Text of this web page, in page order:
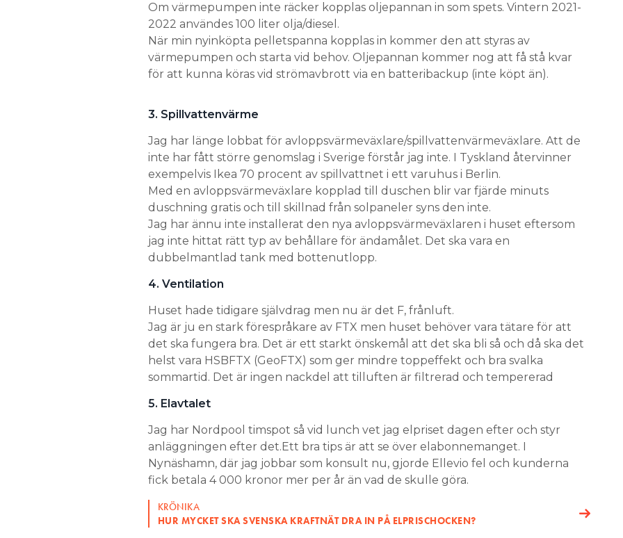
Om värmepumpen inte räcker kopplas oljepannan in som spets. Vintern 2021-
2022 användes 100 liter olja/diesel.
När min nyinköpta pelletspanna kopplas in kommer den att styras av
värmepumpen och starta vid behov. Oljepannan kommer nog att få stå kvar
för att kunna köras vid strömavbrott via en batteribackup (inte köpt än).
3. Spillvattenvärme
Jag har länge lobbat för avloppsvärmeväxlare/spillvattenvärmeväxlare. Att de
inte har fått större genomslag i Sverige förstår jag inte. I Tyskland återvinner
exempelvis Ikea 70 procent av spillvattnet i ett varuhus i Berlin.
Med en avloppsvärmeväxlare kopplad till duschen blir var fjärde minuts
duschning gratis och till skillnad från solpaneler syns den inte.
Jag har ännu inte installerat den nya avloppsvärmeväxlaren i huset eftersom
jag inte hittat rätt typ av behållare för ändamålet. Det ska vara en
dubbelmantlad tank med bottenutlopp.
4. Ventilation
Huset hade tidigare självdrag men nu är det F, frånluft.
Jag är ju en stark förespråkare av FTX men huset behöver vara tätare för att
det ska fungera bra. Det är ett starkt önskemål att det ska bli så och då ska det
helst vara HSBFTX (GeoFTX) som ger mindre toppeffekt och bra svalka
sommartid. Det är ingen nackdel att tilluften är filtrerad och tempererad
5. Elavtalet
Jag har Nordpool timspot så vid lunch vet jag elpriset dagen efter och styr
anläggningen efter det.Ett bra tips är att se över elabonnemanget. I
Nynäshamn, där jag jobbar som konsult nu, gjorde Ellevio fel och kunderna
fick betala 4 000 kronor mer per år än vad de skulle göra.
KRÖNIKA
HUR MYCKET SKA SVENSKA KRAFTNÄT DRA IN PÅ ELPRISCHOCKEN?